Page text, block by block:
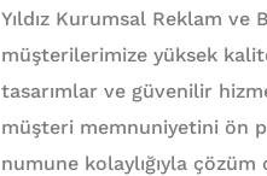
Yıldız Kurumsal Reklam
müşterilerimize yüksek
tasarımlar ve güvenilir
müşteri memnuniyetini ön
numune kolaylığıyla